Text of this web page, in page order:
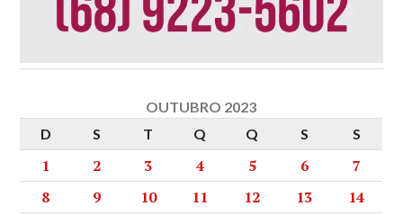
OUTUBRO 2023
D
S T Q Q S S
1 2 3 4 5 6
7
8
9 10 11 12 13
14